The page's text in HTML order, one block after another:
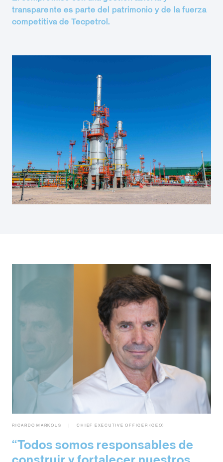
transparente es parte del patrimonio y de la fuerza
competitiva de Tecpetrol.
RICARDO MARKOUS CHIEF EXECUTIVE OFFICER (CEO)
Todos somos responsables de